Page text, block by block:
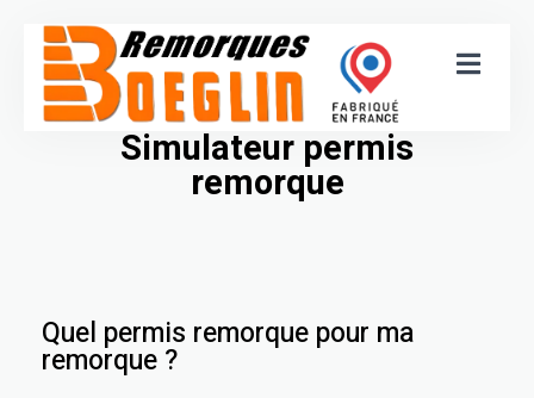
Simulateur permis
remorque
Quel permis remorque pour ma
remorque ?